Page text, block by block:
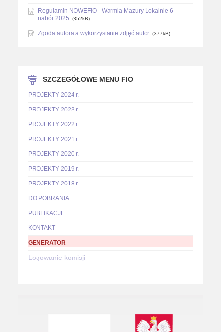
Regulamin NOWEFIO - Warmia Mazury Lokalnie 6 -
nabór 2025
(352kB)
Zgoda autora a wykorzystanie zdjęć autor (377kB)
SZCZEGÓŁOWE MENU FIO
PROJEKTY 2024 r.
PROJEKTY 2023 r.
PROJEKTY 2022 r.
PROJEKTY 2021 r.
PROJEKTY 2020 r.
PROJEKTY 2019 r.
PROJEKTY 2018 r.
DO POBRANIA
PUBLIKACJE
KONTAKT
GENERATOR
Logowanie komisji